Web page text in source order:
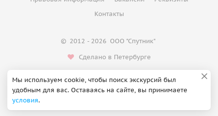
Контакты
© 2012 - 2026 ООО "Спутник"
Сделано в Петербурге
Мы используем cookie, чтобы поиск экскурсий был
удобным для вас. Оставаясь на сайте, вы принимаете
условия.